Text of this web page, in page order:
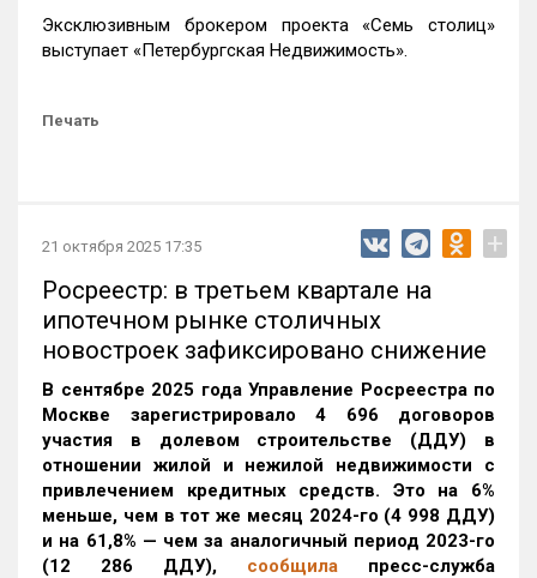
Эксклюзивным брокером проекта «Семь столиц»
выступает «Петербургская Недвижимость».
Печать
21 октября 2025 17:35 +
Росреестр: в третьем квартале на
ипотечном рынке столичных
новостроек зафиксировано снижение
В сентябре 2025 года Управление Росреестра по
Москве зарегистрировало 4 696 договоров
участия в долевом строительстве (ДДУ) в
отношении жилой и нежилой недвижимости с
привлечением кредитных средств. Это на 6%
меньше, чем в тот же месяц 2024-го (4 998 ДДУ)
и на 61,8% — чем за аналогичный период 2023-го
(12 286 ДДУ), сообщила пресс-служба